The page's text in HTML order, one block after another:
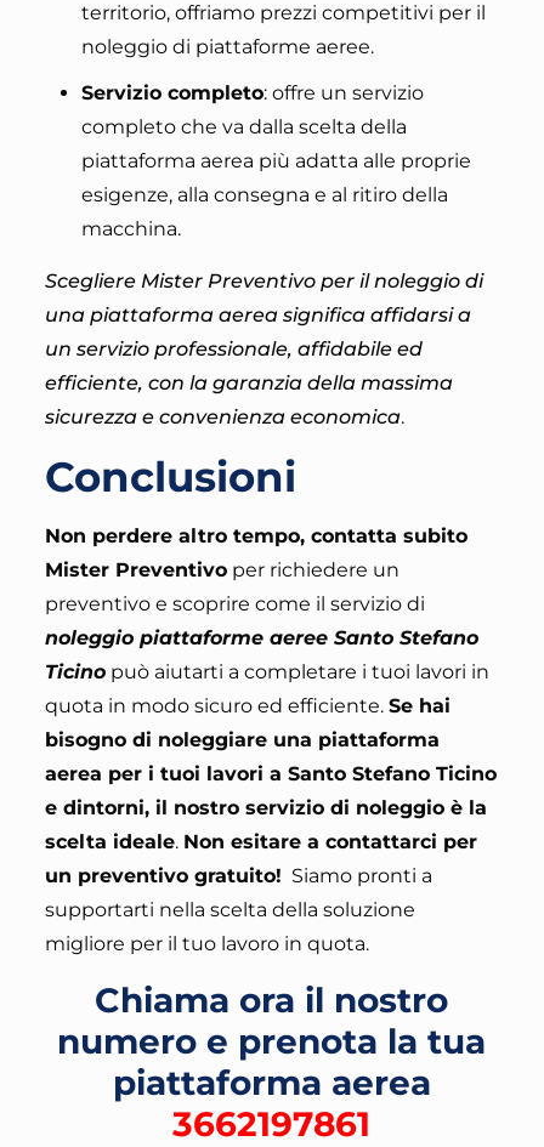
territorio, offriamo prezzi competitivi per il
noleggio di piattaforme aeree.
Servizio completo: offre un servizio
completo che va dalla scelta della
piattaforma aerea più adatta alle proprie
esigenze, alla consegna e al ritiro della
macchina.
Scegliere Mister Preventivo per il noleggio di
una piattaforma aerea significa affidarsi a
un servizio professionale, affidabile ed
efficiente, con la garanzia della massima
sicurezza e convenienza economica.
Conclusioni
Non perdere altro tempo, contatta subito
Mister Preventivoper richiedere un
preventivo e scoprire come il servizio di
noleggio piattaforme aeree Santo Stefano
Ticinopuò aiutarti a completare i tuoi lavori in
quota in modo sicuro ed efficiente. Se hai
bisogno di noleggiare una piattaforma
aerea per i tuoi lavori a Santo Stefano Ticino
e dintorni, il nostro servizio di noleggio è la
scelta ideale. Non esitare a contattarci per
un preventivo gratuito! Siamo pronti a
supportarti nella scelta della soluzione
migliore per il tuo lavoro in quota.
Chiama ora il nostro
numero e prenota la tua
piattaforma aerea
3662197861